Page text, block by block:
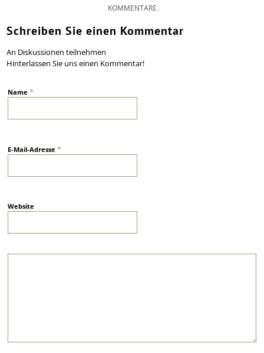
KOMMENTARE
Schreiben Sie einen Kommentar
An Diskussionen teilnehmen
Hinterlassen Sie uns einen Kommentar!
Name*
E-Mail-Adresse*
Website